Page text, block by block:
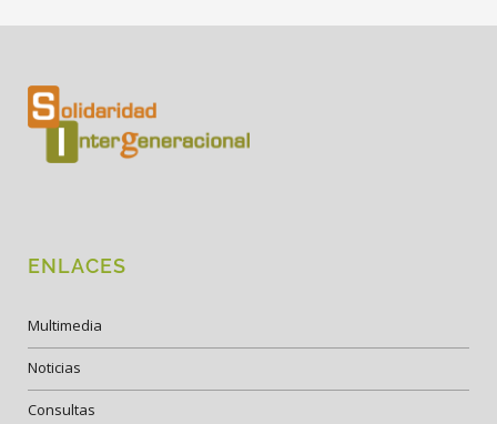
ENLACES
Multimedia
Noticias
Consultas